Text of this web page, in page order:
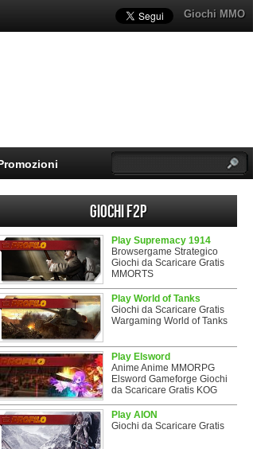
Giochi MMO
Giochi F2P
Play Supremacy 1914
Browsergame Strategico
Giochi da Scaricare Gratis
MMORTS
Play World of Tanks
Giochi da Scaricare Gratis
Wargaming World of Tanks
Play Elsword
Anime Anime MMORPG
Elsword Gameforge Giochi
da Scaricare Gratis KOG
Play AION
Giochi da Scaricare Gratis